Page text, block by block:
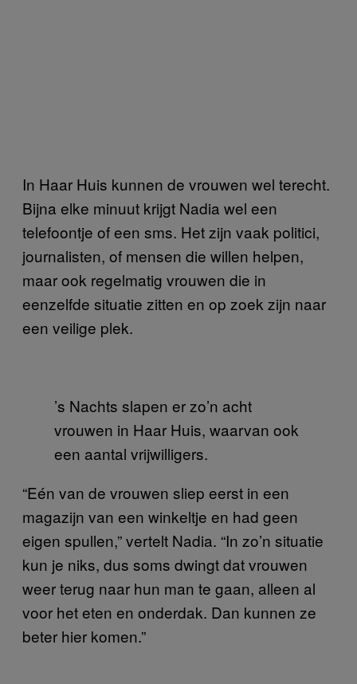
In Haar Huis kunnen de vrouwen wel terecht.
Bijna elke minuut krijgt Nadia wel een
telefoontje of een sms. Het zijn vaak politici,
journalisten, of mensen die willen helpen,
maar ook regelmatig vrouwen die in
eenzelfde situatie zitten en op zoek zijn naar
een veilige plek.
’s Nachts slapen er zo’n acht
vrouwen in Haar Huis, waarvan ook
een aantal vrijwilligers.
“Eén van de vrouwen sliep eerst in een
magazijn van een winkeltje en had geen
eigen spullen,” vertelt Nadia. “In zo’n situatie
kun je niks, dus soms dwingt dat vrouwen
weer terug naar hun man te gaan, alleen al
voor het eten en onderdak. Dan kunnen ze
beter hier komen.”